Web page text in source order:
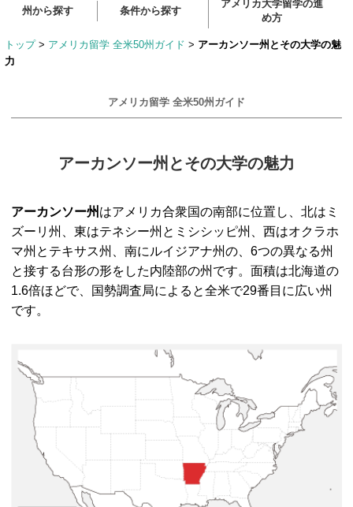
州から探す 条件から探す
アメリカ大学留学の進
め方
トップ > アメリカ留学 全米50州ガイド > アーカンソー州とその大学の魅
力
アメリカ留学 全米50州ガイド
アーカンソー州とその大学の魅力
アーカンソー州 はアメリカ合衆国の南部に位置し、北はミ
ズーリ州、東はテネシー州とミシシッピ州、西はオクラホ
マ州とテキサス州、南にルイジアナ州の、6つの異なる州
と接する台形の形をした内陸部の州です。面積は北海道の
1.6倍ほどで、国勢調査局によると全米で29番目に広い州
です。